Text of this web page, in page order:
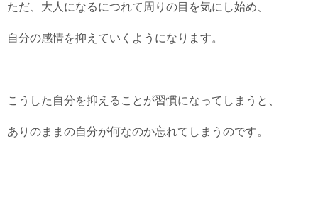
ただ、大人になるにつれて周りの目を気にし始め、
自分の感情を抑えていくようになります。
こうした自分を抑えることが習慣になってしまうと、
ありのままの自分が何なのか忘れてしまうのです。